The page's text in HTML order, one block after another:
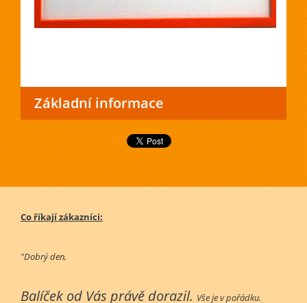
Základní informace
Co říkají zákazníci:
"Dobrý den,
Balíček od Vás právě dorazil. Vše je v pořádku.